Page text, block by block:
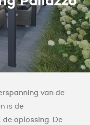
van de
is de
oplossing. De